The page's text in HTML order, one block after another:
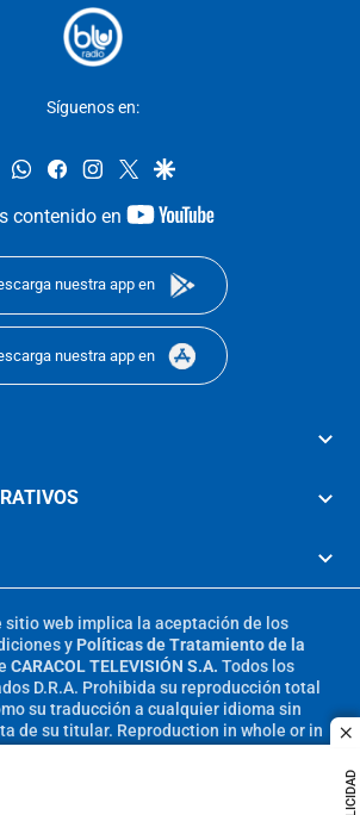
Síguenos en:
whatsappfacebookinstagram
twittergoogle
contenido en
youtube-
nuestra app en
nuestra app en
sitio web implica la aceptación de los
y Políticas de Tratamiento de la
CARACOL TELEVISIÓN S.A. Todos los
D.R.A. Prohibida su reproducción total
su traducción a cualquier idioma sin
de su titular. Reproduction in whole or in